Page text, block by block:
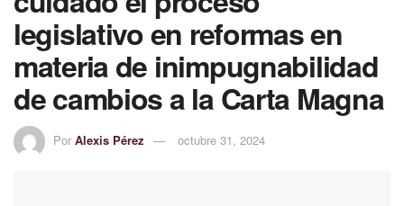
legislativo en reformas en
materia de inimpugnabilidad
de cambios a la Carta Magna
Por Alexis Pérez octubre 31, 2024